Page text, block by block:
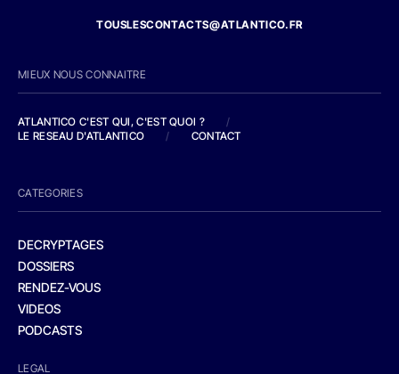
TOUSLESCONTACTS@ATLANTICO.FR
MIEUX NOUS CONNAITRE
ATLANTICO C'EST QUI, C'EST QUOI ?
/
LE RESEAU D'ATLANTICO
/ CONTACT
CATEGORIES
DECRYPTAGES
DOSSIERS
RENDEZ-VOUS
VIDEOS
PODCASTS
LEGAL